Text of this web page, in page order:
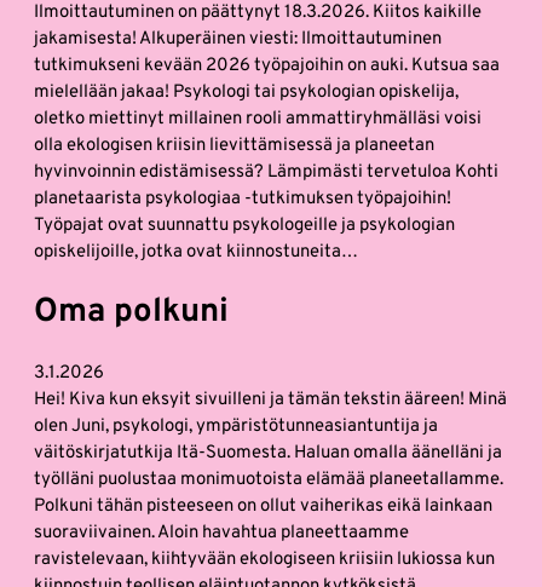
Ilmoittautuminen on päättynyt 18.3.2026. Kiitos kaikille
jakamisesta! Alkuperäinen viesti: Ilmoittautuminen
tutkimukseni kevään 2026 työpajoihin on auki. Kutsua saa
mielellään jakaa! Psykologi tai psykologian opiskelija,
oletko miettinyt millainen rooli ammattiryhmälläsi voisi
olla ekologisen kriisin lievittämisessä ja planeetan
hyvinvoinnin edistämisessä? Lämpimästi tervetuloa Kohti
planetaarista psykologiaa -tutkimuksen työpajoihin!
Työpajat ovat suunnattu psykologeille ja psykologian
opiskelijoille, jotka ovat kiinnostuneita…
Oma polkuni
3.1.2026
Hei! Kiva kun eksyit sivuilleni ja tämän tekstin ääreen! Minä
olen Juni, psykologi, ympäristötunneasiantuntija ja
väitöskirjatutkija Itä-Suomesta. Haluan omalla äänelläni ja
työlläni puolustaa monimuotoista elämää planeetallamme.
Polkuni tähän pisteeseen on ollut vaiherikas eikä lainkaan
suoraviivainen. Aloin havahtua planeettaamme
ravistelevaan, kiihtyvään ekologiseen kriisiin lukiossa kun